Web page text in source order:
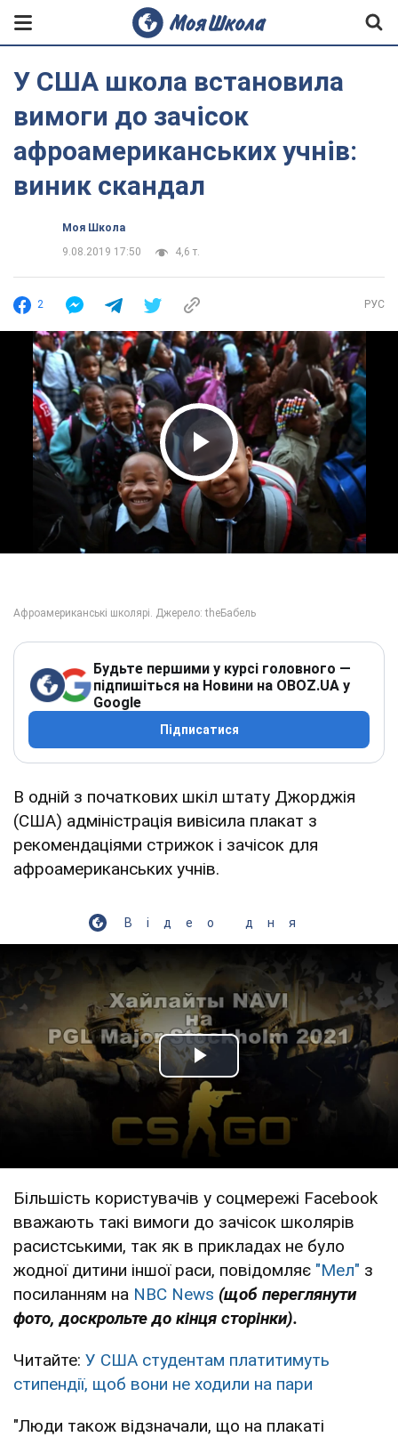
У США школа встановила
вимоги до зачісок
афроамериканських учнів:
виник скандал
Моя Школа
9.08.2019 17:50
4,6 т.
2 РУС
Play Video
Будьте першими у курсі головного —
підпишіться на Новини на OBOZ.UA у
Google
Підписатися
В одній з початкових шкіл штату Джорджія
(США) адміністрація вивісила плакат з
рекомендаціями стрижок і зачісок для
афроамериканських учнів.
Відео дня
Play Video
Більшість користувачів у соцмережі Facebook
вважають такі вимоги до зачісок школярів
расистськими, так як в прикладах не було
жодної дитини іншої раси, повідомляє "Мел" з
посиланням на NBC News (щоб переглянути
фото, доскрольте до кінця сторінки).
Читайте: У США студентам платитимуть
стипендії, щоб вони не ходили на пари
"Люди також відзначали, що на плакаті